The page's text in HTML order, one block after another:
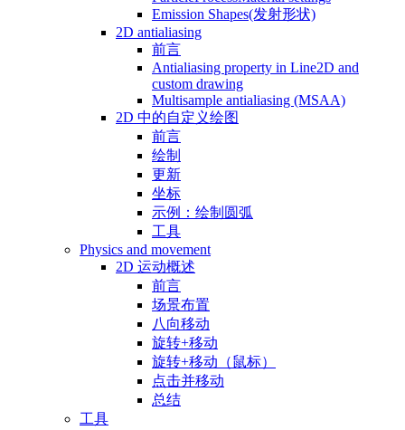
Emission Shapes(发射形状)
2D antialiasing
前言
Antialiasing property in Line2D and
custom drawing
Multisample antialiasing (MSAA)
2D 中的自定义绘图
前言
绘制
更新
坐标
示例：绘制圆弧
工具
Physics and movement
2D 运动概述
前言
场景布置
八向移动
旋转+移动
旋转+移动（鼠标）
点击并移动
总结
工具